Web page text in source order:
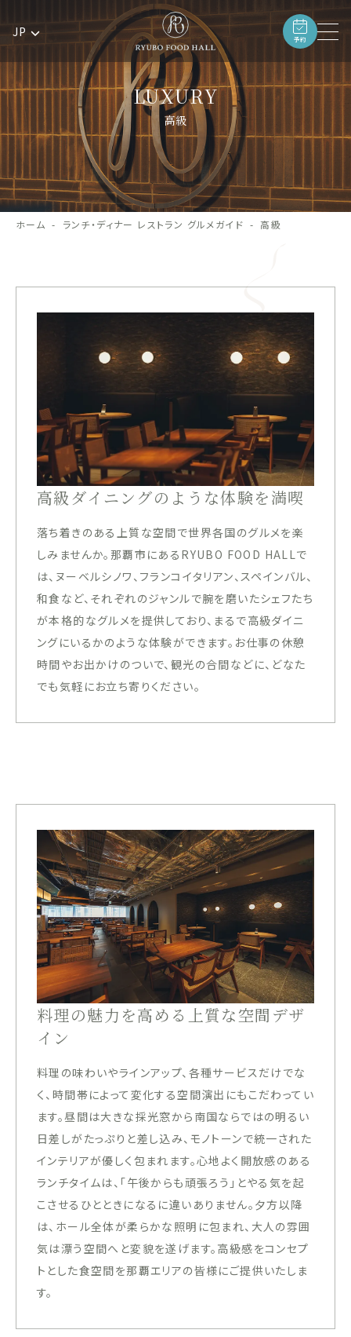
JP
予約
LUXURY
高級
ホーム ランチ・ディナー レストラン グルメガイド 高級
高級ダイニングのような体験を満喫
落ち着きのある上質な空間で世界各国のグルメを楽
しみませんか。那覇市にあるRYUBO FOOD HALLで
は、ヌーベルシノワ、フランコイタリアン、スペインバル、
和食など、それぞれのジャンルで腕を磨いたシェフたち
が本格的なグルメを提供しており、まるで高級ダイニ
ングにいるかのような体験ができます。お仕事の休憩
時間やお出かけのついで、観光の合間などに、どなた
でも気軽にお立ち寄りください。
料理の魅力を高める上質な空間デザ
イン
料理の味わいやラインアップ、各種サービスだけでな
く、時間帯によって変化する空間演出にもこだわってい
ます。昼間は大きな採光窓から南国ならではの明るい
日差しがたっぷりと差し込み、モノトーンで統一された
インテリアが優しく包まれます。心地よく開放感のある
ランチタイムは、「午後からも頑張ろう」とやる気を起
こさせるひとときになるに違いありません。夕方以降
は、ホール全体が柔らかな照明に包まれ、大人の雰囲
気は漂う空間へと変貌を遂げます。高級感をコンセプ
トとした食空間を那覇エリアの皆様にご提供いたしま
す。